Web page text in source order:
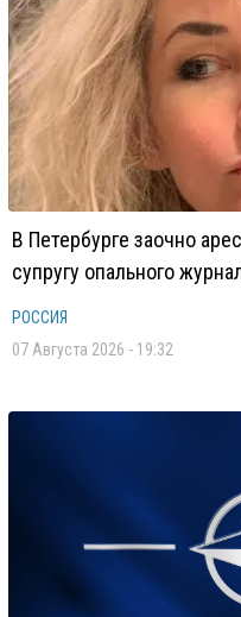
В Петербурге заочно
супругу опального
РОССИЯ
07 Августа 2026 - 19:32